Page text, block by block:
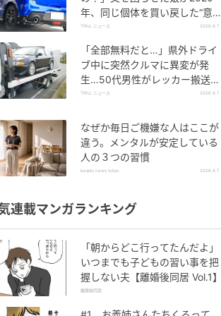
年、同じ個体を買い戻した“意外
なワケ”
TRILL ニュース 2026.8.7
「全部無料だと…」県外ドライ
ブ中に突然クルマに異変が発
生…50代男性がレッカー搬送で
思い知った“誤算”
TRILL ニュース 2026.8.7
なぜか毎日ご機嫌な人はここが
違う。メンタルが安定している
人の３つの習慣
beauty news tokyo 2026.8.7
連載マンガランキング
「朝からどこ行ってたんだよ」
いつまでも子どもの習い事を把
握しない夫【離婚後同居 Vol.1】
離婚後同居